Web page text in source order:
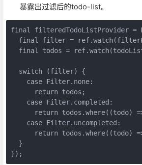
暴露出过滤后的todo-list。
final filteredTodoListProvider =
final filter =
final todos =
  switch (filter) {
    case Filter.none:
      return todos;
    case Filter.completed:
return todos.where((todo)
    case Filter.uncompleted:
return todos.where((todo)
  }
});